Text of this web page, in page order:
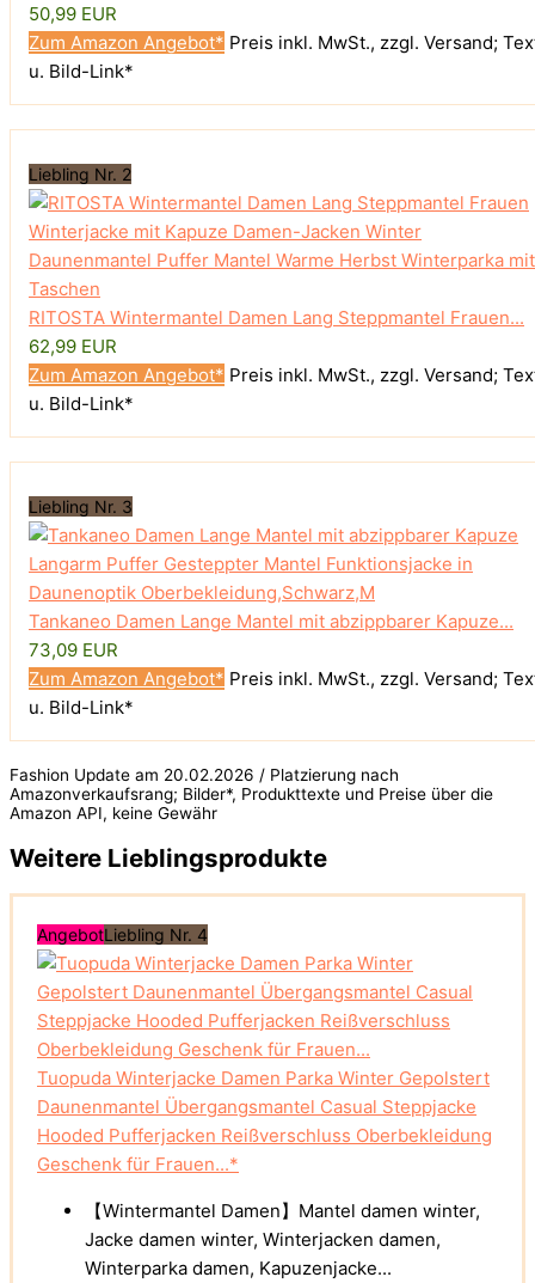
50,99 EUR
Zum Amazon Angebot* Preis inkl. MwSt., zzgl. Versand;
u. Bild-Link*
Liebling Nr. 2
RITOSTA Wintermantel Damen Lang Steppmantel Frauen...
62,99 EUR
Zum Amazon Angebot* Preis inkl. MwSt., zzgl. Versand;
u. Bild-Link*
Liebling Nr. 3
Tankaneo Damen Lange Mantel mit abzippbarer Kapuze...
73,09 EUR
Zum Amazon Angebot* Preis inkl. MwSt., zzgl. Versand;
u. Bild-Link*
Fashion Update am 20.02.2026 / Platzierung nach
Amazonverkaufsrang; Bilder*, Produkttexte und Preise über die
Amazon API, keine Gewähr
Weitere Lieblingsprodukte
AngebotLiebling Nr. 4
Tuopuda Winterjacke Damen Parka Winter Gepolstert
Daunenmantel Übergangsmantel Casual Steppjacke
Hooded Pufferjacken Reißverschluss Oberbekleidung
Geschenk für Frauen...*
【Wintermantel Damen】Mantel damen winter,
Jacke damen winter, Winterjacken damen,
Winterparka damen, Kapuzenjacke...